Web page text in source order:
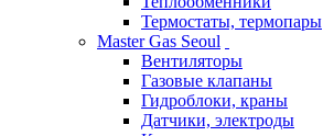
Термостаты, термопары
Master Gas Seoul
Вентиляторы
Газовые клапаны
Гидроблоки, краны
Датчики, электроды